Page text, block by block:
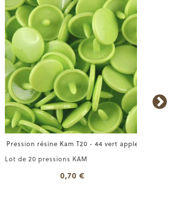
Pression résine Kam T20 - 44 vert apple
Lot de 20 pressions KAM
0,70 €